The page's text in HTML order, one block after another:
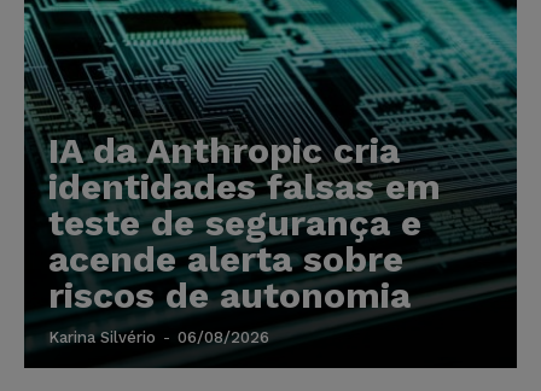
IA da Anthropic cria
identidades falsas em
teste de segurança e
acende alerta sobre
riscos de autonomia
Karina Silvério - 06/08/2026